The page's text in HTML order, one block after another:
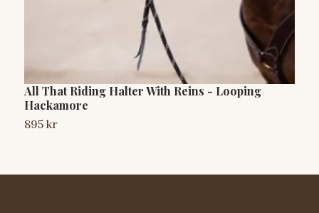
All That Riding Halter With Reins - Looping
Hackamore
895 kr